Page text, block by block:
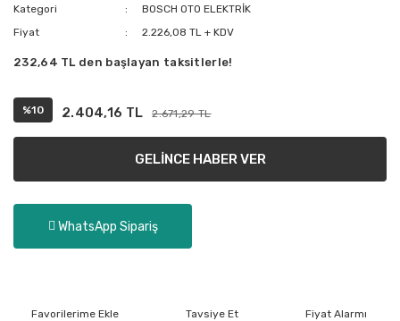
Kategori
BOSCH OTO ELEKTRİK
Fiyat
2.226,08 TL + KDV
232,64 TL den başlayan taksitlerle!
%10 2.404,16 TL 2.671,29 TL
GELİNCE HABER VER
WhatsApp Sipariş
Tavsiye Et Fiyat Alarmı